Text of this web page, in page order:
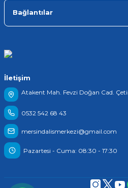
Bağlantılar
İletişim
Atakent Mah. Fevzi Doğan Cad.
0532 542 68 43
mersindalismerkezi@gmail.com
Pazartesi - Cuma: 08:30 - 17:30